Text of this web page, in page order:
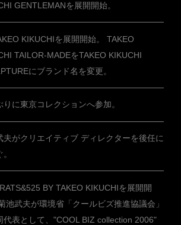
GENTLEMANを展開開始。
KIKUCHIを展開開始。 TAKEO
TAILOR-MADEをTAKEO KIKUCHI
にブランド名を変更。
りに東京コレクションへ参加。
夫がクリエイティブ ディレクターを後任に
BY TAKEO KIKUCHIを展開開
池武夫が環境省「クールビズ推進協議会」
代表として、"COOL BIZ collection 2006"